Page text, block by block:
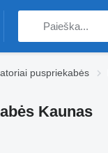
puspriekabės
Kaunas